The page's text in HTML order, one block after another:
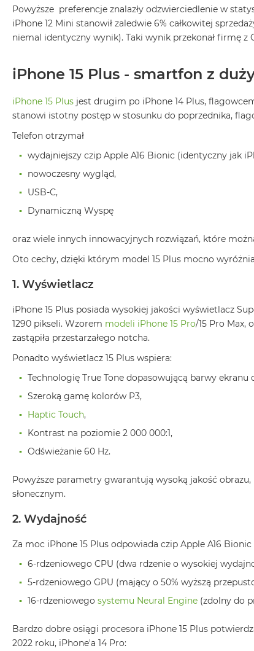
Air
Błękitny
MacBook
Gwiezdna
szarość
MacBook
Air
Poświata
MacBook
Air
Północ
MacBook
Srebrny
MacBook
Złoty
pamięci
RAM
MacBook
Air
RAM
MacBook
Air
16GB
Air
24GB
MacBook
RAM
Według
pojemności
MacBook
Air
Powyższe preferencje znalazły odzwierciedlenie w
iPhone 12 Mini stanowił zaledwie 6% całkowitej
niemal identyczny wynik). Taki wynik przekonał firmę
iPhone 15 Plus - smartfon z
iPhone 15 Plus jest drugim po iPhone 14 Plus,
stanowi istotny postęp w stosunku do poprzednika,
Telefon otrzymał
wydajniejszy czip Apple A16 Bionic (identyczny jak
nowoczesny wygląd,
USB-C,
Dynamiczną Wyspę
oraz wiele innych innowacyjnych rozwiązań, które
Oto cechy, dzięki którym model 15 Plus mocno
1. Wyświetlacz
iPhone 15 Plus posiada wysokiej jakości wyświetlacz
1290 pikseli. Wzorem modeli iPhone 15 Pro/15 Pro Max,
zastąpiła przestarzałego notcha.
Ponadto wyświetlacz 15 Plus wspiera:
Technologię True Tone dopasowującą barwy ekranu
Szeroką gamę kolorów P3,
Haptic Touch,
Kontrast na poziomie 2 000 000:1,
Odświeżanie 60 Hz.
Powyższe parametry gwarantują wysoką jakość
słonecznym.
2. Wydajność
Za moc iPhone 15 Plus odpowiada czip Apple A16
6-rdzeniowego CPU (dwa rdzenie o wysokiej
5-rdzeniowego GPU (mający o 50% wyższą
16-rdzeniowego systemu Neural Engine (zdolny do
Bardzo dobre osiągi procesora iPhone 15 Plus
2022 roku, iPhone'a 14 Pro: